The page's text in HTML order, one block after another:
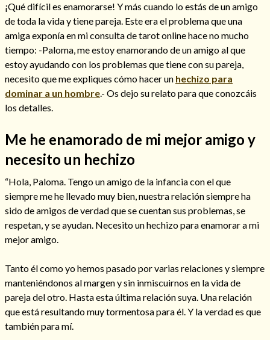
Amarre para recuperar a mi pareja
Cómo alejar a la amante de mi esposo
¡Qué difícil es enamorarse! Y más cuando lo estás de un amigo
de toda la vida y tiene pareja. Este era el problema que una
amiga exponía en mi consulta de tarot online hace no mucho
tiempo: -Paloma, me estoy enamorando de un amigo al que
estoy ayudando con los problemas que tiene con su pareja,
necesito que me expliques cómo hacer un hechizo para
dominar a un hombre.- Os dejo su relato para que conozcáis
los detalles.
Me he enamorado de mi mejor amigo y
necesito un hechizo
“Hola, Paloma. Tengo un amigo de la infancia con el que
siempre me he llevado muy bien, nuestra relación siempre ha
sido de amigos de verdad que se cuentan sus problemas, se
respetan, y se ayudan. Necesito un hechizo para enamorar a mi
mejor amigo.
Tanto él como yo hemos pasado por varias relaciones y siempre
manteniéndonos al margen y sin inmiscuirnos en la vida de
pareja del otro. Hasta esta última relación suya. Una relación
que está resultando muy tormentosa para él. Y la verdad es que
también para mí.